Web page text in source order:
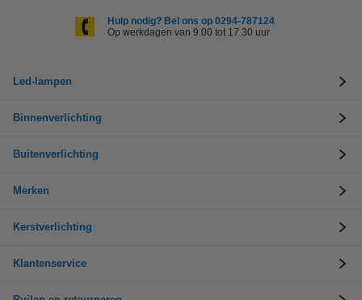
Hulp nodig? Bel ons op 0294-787124
Op werkdagen van 9.00 tot 17.30 uur
Led-lampen
Binnenverlichting
Buitenverlichting
Merken
Kerstverlichting
Klantenservice